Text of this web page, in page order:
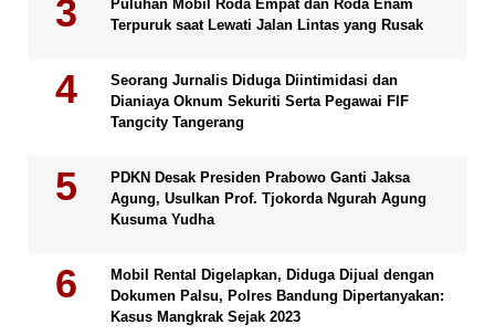
Puluhan Mobil Roda Empat dan Roda Enam
Terpuruk saat Lewati Jalan Lintas yang Rusak
Seorang Jurnalis Diduga Diintimidasi dan
Dianiaya Oknum Sekuriti Serta Pegawai FIF
Tangcity Tangerang
PDKN Desak Presiden Prabowo Ganti Jaksa
Agung, Usulkan Prof. Tjokorda Ngurah Agung
Kusuma Yudha
Mobil Rental Digelapkan, Diduga Dijual dengan
Dokumen Palsu, Polres Bandung Dipertanyakan:
Kasus Mangkrak Sejak 2023